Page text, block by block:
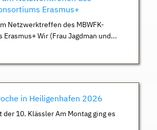
Erasmus+
Netzwerktreffen des MBWFK-
Erasmus+ Wir (Frau Jagdman und...
in Heiligenhafen 2026
der 10. Klässler Am Montag ging es